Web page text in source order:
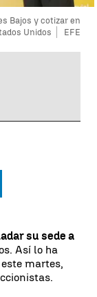
Bajos y cotizar en
Unidos
EFE
su sede a
Así lo ha
martes,